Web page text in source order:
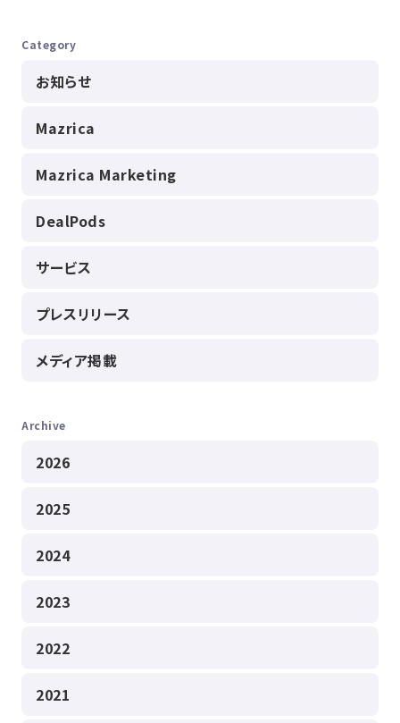
Category
お知らせ
Mazrica
Mazrica Marketing
DealPods
サービス
プレスリリース
メディア掲載
Archive
2026
2025
2024
2023
2022
2021